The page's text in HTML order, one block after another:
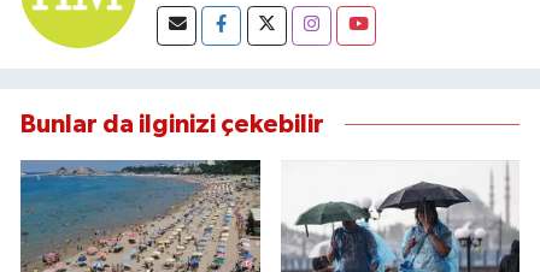
Bunlar da ilginizi çekebilir